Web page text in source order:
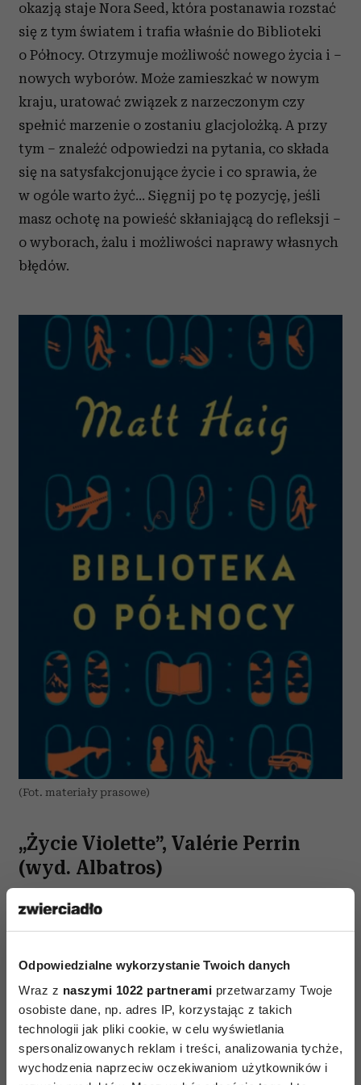
Odpowiedzialne wykorzystanie Twoich danych
Wraz z naszymi 1022 partnerami przetwarzamy Twoje
osobiste dane, np. adres IP, korzystając z takich
technologii jak pliki cookie, w celu wyświetlania
spersonalizowanych reklam i treści, analizowania tychże,
wychodzenia naprzeciw oczekiwaniom użytkowników i
okazją staje Nora Seed, która postanawia rozstać
się z tym światem i trafia właśnie do Biblioteki
o Północy. Otrzymuje możliwość nowego życia i –
nowych wyborów. Może zamieszkać w nowym
kraju, uratować związek z narzeczonym czy
spełnić marzenie o zostaniu glacjolożką. A przy
tym – znaleźć odpowiedzi na pytania, co składa
się na satysfakcjonujące życie i co sprawia, że
w ogóle warto żyć… Sięgnij po tę pozycję, jeśli
masz ochotę na powieść skłaniającą do refleksji –
o wyborach, żalu i możliwości naprawy własnych
błędów.
(Fot. materiały prasowe)
„Życie Violette”, Valérie Perrin
(wyd. Albatros)
Gdy potrzebujesz przypomnienia, że życie jest
„Życie Violette” to bowiem pochwała radości
z małych rzeczy zamknięta w twardej oprawie
(albo miękkiej – zależy od wydania) i piękne
przypomnienie, że nawet po bolesnych
przeżyciach i stracie można na nowo stanąć na